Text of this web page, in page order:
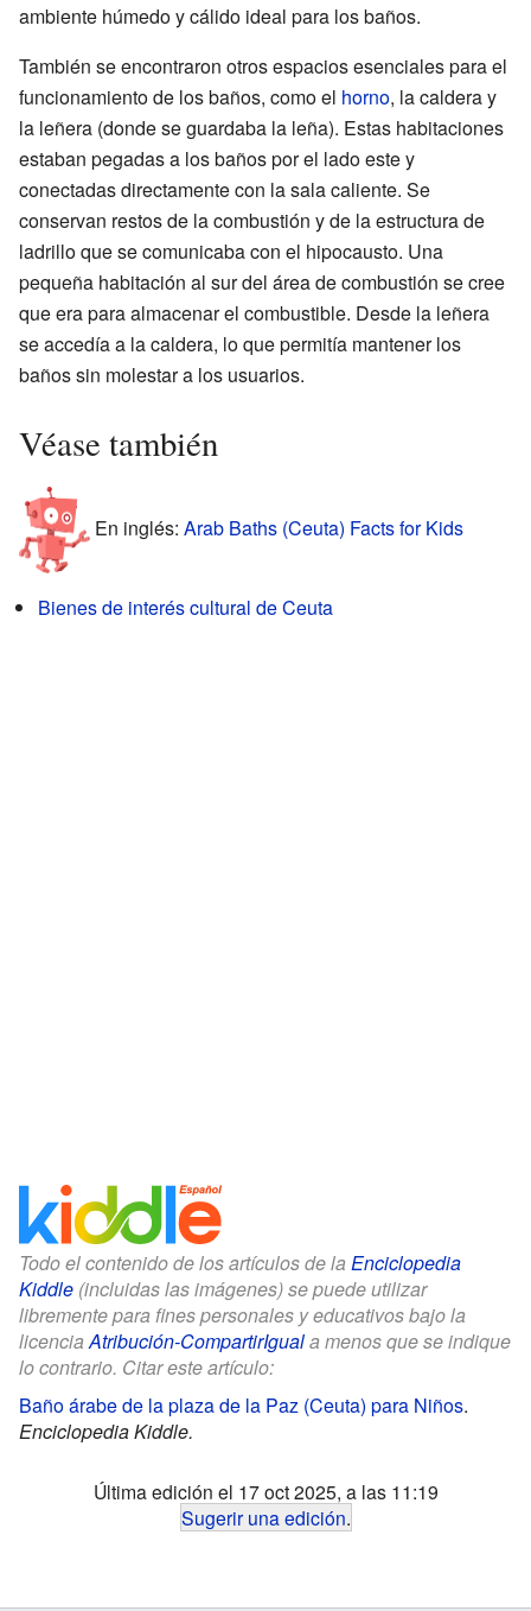
ambiente húmedo y cálido ideal para los baños.
También se encontraron otros espacios esenciales para el
funcionamiento de los baños, como el horno, la caldera y
la leñera (donde se guardaba la leña). Estas habitaciones
estaban pegadas a los baños por el lado este y
conectadas directamente con la sala caliente. Se
conservan restos de la combustión y de la estructura de
ladrillo que se comunicaba con el hipocausto. Una
pequeña habitación al sur del área de combustión se cree
que era para almacenar el combustible. Desde la leñera
se accedía a la caldera, lo que permitía mantener los
baños sin molestar a los usuarios.
Véase también
En inglés: Arab Baths (Ceuta) Facts for Kids
Bienes de interés cultural de Ceuta
Todo el contenido de los artículos de la Enciclopedia
Kiddle (incluidas las imágenes) se puede utilizar
libremente para fines personales y educativos bajo la
licenciaAtribución-CompartirIguala menos que se indique
lo contrario. Citar este artículo:
Baño árabe de la plaza de la Paz (Ceuta) para Niños.
Enciclopedia Kiddle.
Última edición el 17 oct 2025, a las 11:19
Sugerir una edición.